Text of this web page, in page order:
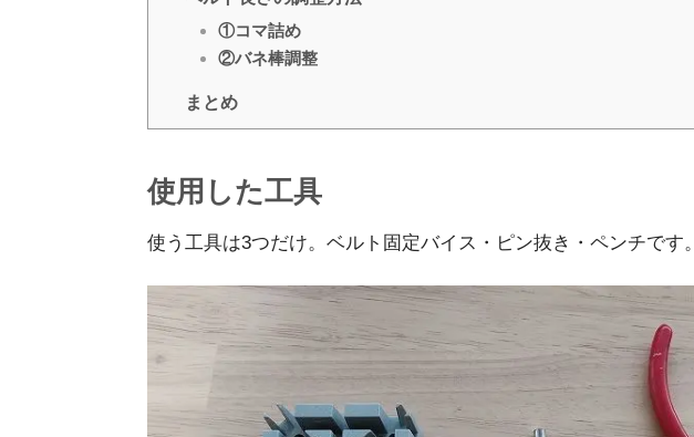
①コマ詰め
②バネ棒調整
まとめ
使用した工具
使う工具は3つだけ。ベルト固定バイス・ピン抜き・ペンチです。